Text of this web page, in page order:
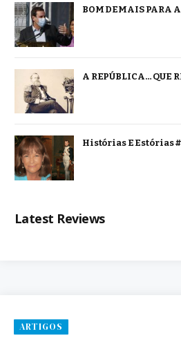
BOM DEMAIS PARA
A REPÚBLICA… QUE
Histórias E Estórias
Latest Reviews
ARTIGOS